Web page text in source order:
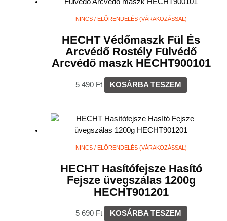
NINCS / ELŐRENDELÉS (VÁRAKOZÁSSAL)
HECHT Védőmaszk Fül És
Arcvédő Rostély Fülvédő
Arcvédő maszk HECHT900101
5 490 Ft KOSÁRBA TESZEM
NINCS / ELŐRENDELÉS (VÁRAKOZÁSSAL)
HECHT Hasítófejsze Hasító
Fejsze üvegszálas 1200g
HECHT901201
5 690 Ft KOSÁRBA TESZEM